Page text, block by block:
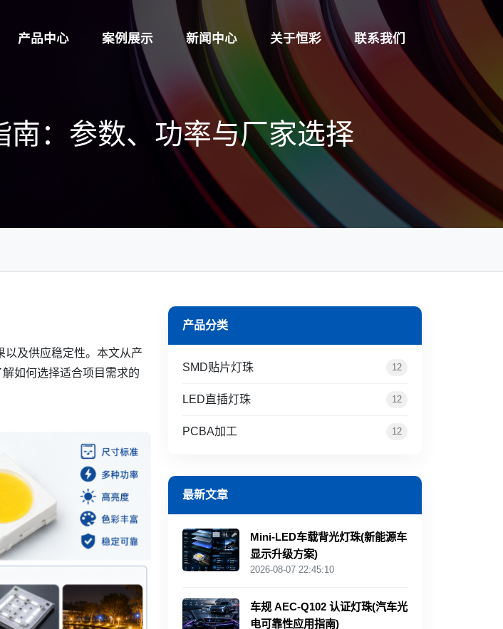
产品中心 案例展示 新闻中心 关于恒彩 联系我们
：参数、功率与厂家选择
及供应稳定性。本文从产
如何选择适合项目需求的
产品分类
SMD贴片灯珠 12
LED直插灯珠 12
PCBA加工 12
最新文章
Mini‑LED车载背光灯珠(新能源车
显示升级方案)
2026-08-07 22:45:10
车规 AEC‑Q102 认证灯珠(汽车光
电可靠性应用指南)